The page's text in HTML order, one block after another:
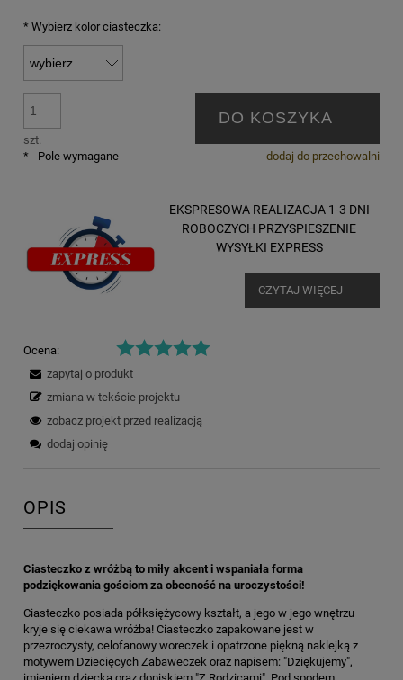
* Wybierz kolor ciasteczka:
szt.
DO KOSZYKA
dodaj do przechowalni
* - Pole wymagane
EKSPRESOWA REALIZACJA 1-3 DNI
ROBOCZYCH PRZYSPIESZENIE
WYSYŁKI EXPRESS
CZYTAJ WIĘCEJ
Ocena:
zapytaj o produkt
zmiana w tekście projektu
zobacz projekt przed realizacją
dodaj opinię
OPIS
Ciasteczko z wróżbą to miły akcent i wspaniała forma
podziękowania gościom za obecność na uroczystości!
Ciasteczko posiada półksiężycowy kształt, a jego w jego wnętrzu
kryje się ciekawa wróżba! Ciasteczko zapakowane jest w
przezroczysty, celofanowy woreczek i opatrzone piękną naklejką z
motywem Dziecięcych Zabaweczek oraz napisem: "Dziękujemy",